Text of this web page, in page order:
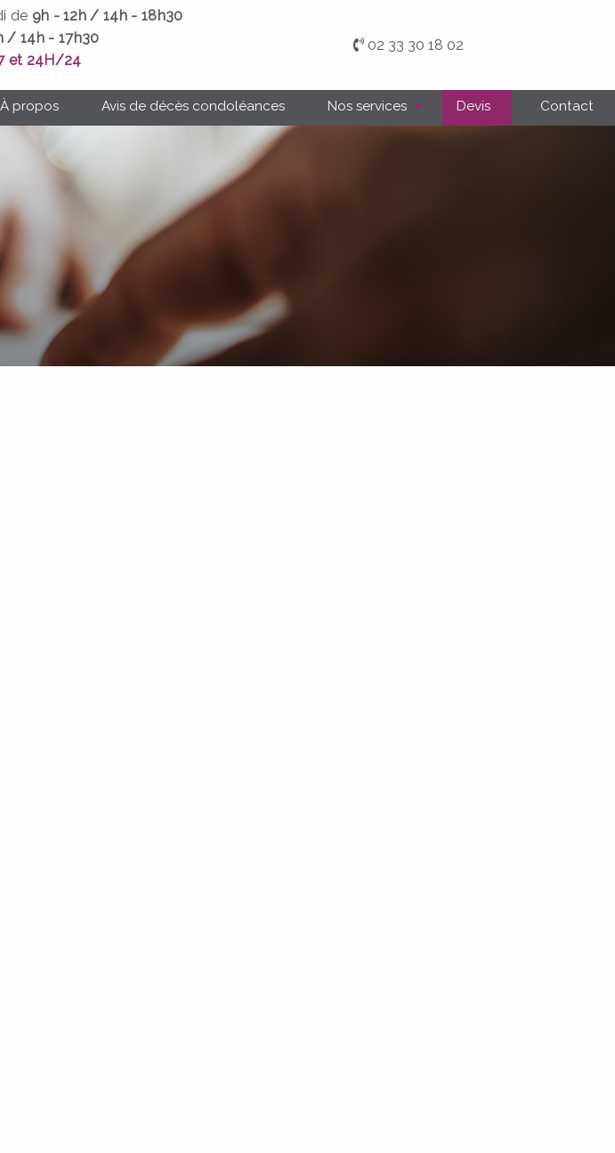
de 9h - 12h / 14h - 18h30
/ 14h - 17h30
et 24H/24
02 33 30 18 02
À propos Avis de décès condoléances Nos services Devis Contact